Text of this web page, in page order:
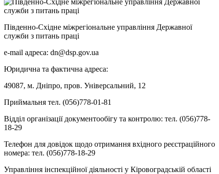
Південно-Східне міжрегіональне управління Державної
служби з питань праці
e-mail адреса: dn@dsp.gov.ua
Юридична та фактична адреса:
49087, м. Дніпро, пров. Універсальний, 12
Приймальня тел. (056)778-01-81
Відділ організації документообігу та контролю: тел. (056)778-
18-29
Телефон для довідок щодо отримання вхідного реєстраційного
номера: тел. (056)778-18-29
Управління інспекційної діяльності у Кіровоградській області